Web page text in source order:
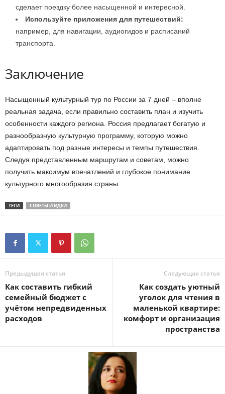
сделает поездку более насыщенной и интересной.
Используйте приложения для путешествий:
например, для навигации, аудиогидов и расписаний
транспорта.
Заключение
Насыщенный культурный тур по России за 7 дней – вполне
реальная задача, если правильно составить план и изучить
особенности каждого региона. Россия предлагает богатую и
разнообразную культурную программу, которую можно
адаптировать под разные интересы и темпы путешествия.
Следуя представленным маршрутам и советам, можно
получить максимум впечатлений и глубокое понимание
культурного многообразия страны.
ТЕГИ СОВЕТЫ И ИДЕИ
Предыдущая статья
Как составить гибкий
семейный бюджет с
учётом непредвиденных
расходов
Следующая статья
Как создать уютный
уголок для чтения в
маленькой квартире:
комфорт и организация
пространства